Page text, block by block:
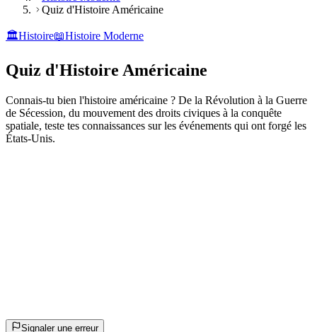
Quiz d'Histoire Américaine
🏛️Histoire📖Histoire Moderne
Quiz d'Histoire Américaine
Connais-tu bien l'histoire américaine ? De la Révolution à la Guerre
de Sécession, du mouvement des droits civiques à la conquête
spatiale, teste tes connaissances sur les événements qui ont forgé les
États-Unis.
Signaler une erreur